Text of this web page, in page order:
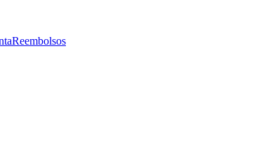
Reembolsos